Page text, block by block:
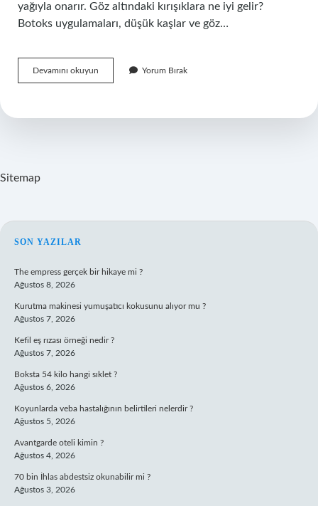
yağıyla onarır. Göz altındaki kırışıklara ne iyi gelir?
Botoks uygulamaları, düşük kaşlar ve göz…
Devamını okuyun Zeytinyağı
Göz
Iyi
Yorum Bırak
Sitemap
SIDEBAR
SON YAZILAR
The empress gerçek bir hikaye mi ?
Ağustos 8, 2026
Kurutma makinesi yumuşatıcı kokusunu alıyor mu ?
Ağustos 7, 2026
Kefil eş rızası örneği nedir ?
Ağustos 7, 2026
Boksta 54 kilo hangi sıklet ?
Ağustos 6, 2026
Koyunlarda veba hastalığının belirtileri nelerdir ?
Ağustos 5, 2026
Avantgarde oteli kimin ?
Ağustos 4, 2026
70 bin İhlas abdestsiz okunabilir mi ?
Ağustos 3, 2026